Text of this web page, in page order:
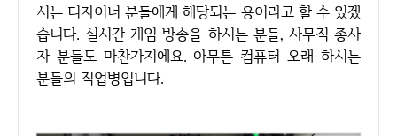
시는 디자이너 분들에게 해당되는 용어라고 할 수 있겠
습니다. 실시간 게임 방송을 하시는 분들, 사무직 종사
자 분들도 마찬가지에요. 아무튼 컴퓨터 오래 하시는
분들의 직업병입니다.